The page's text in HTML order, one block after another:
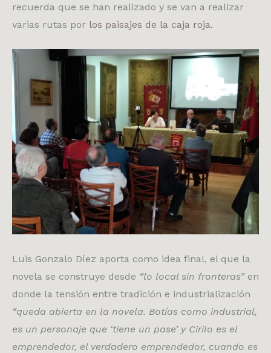
recuerda que se han realizado y se van a realizar
varias rutas por los paisajes de la caja roja.
Luis Gonzalo Díez aporta como idea final, el que la
novela se construye desde “lo local sin fronteras”en
donde la tensión entre tradición e industrialización
“queda abierta en la novela. Botías como industrial,
es un personaje que ‘tiene un pase’ y Cirilo es el
emprendedor, el verdadero emprendedor, cuando es